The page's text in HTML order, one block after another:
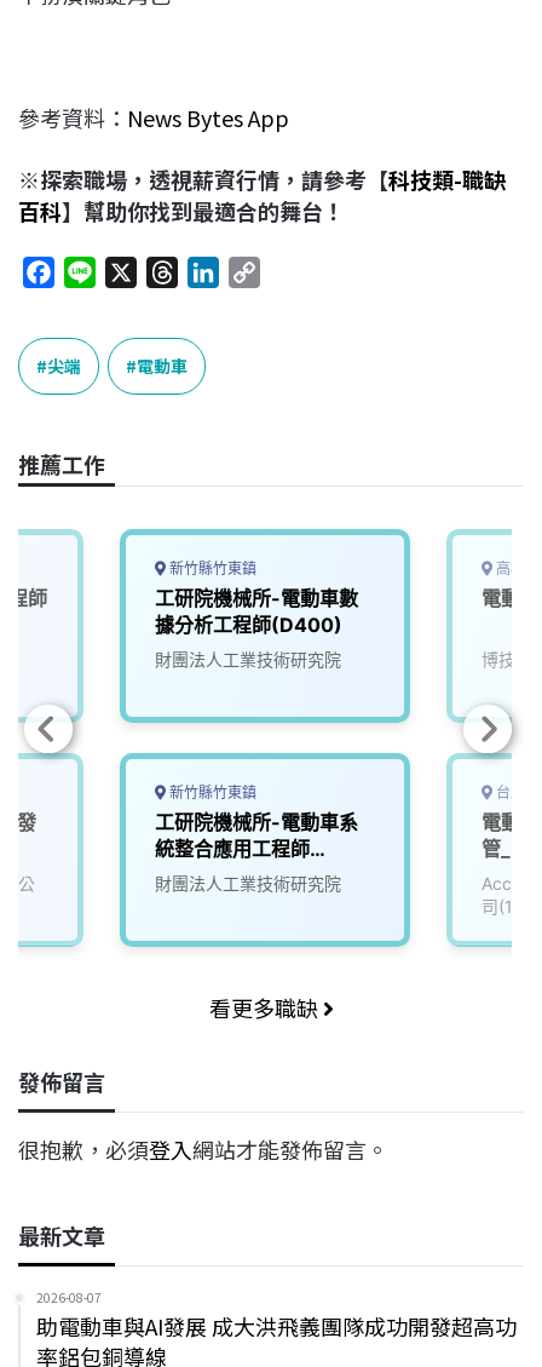
參考資料： News Bytes App
※探索職場，透視薪資行情，請參考【科技類-職缺
百科】幫助你找到最適合的舞台！
c
e
b
o
k
e
r
e
a
n
k
尖端 電動車
推薦工作
程師
發
公
新竹縣竹東鎮
工研院機械所-電動車數
據分析工程師(D400)
財團法人工業技術研究院
新竹縣竹東鎮
工研院機械所-電動車系
統整合應用工程師
(D400)
財團法人工業技術研究院
高雄
電動
博技科
台北
電動
管_電
司
看更多職缺
發佈留言
很抱歉，必須登入網站才能發佈留言。
最新文章
2026-08-07
助電動車與AI發展 成大洪飛義團隊成功開發超高功
率鋁包銅導線